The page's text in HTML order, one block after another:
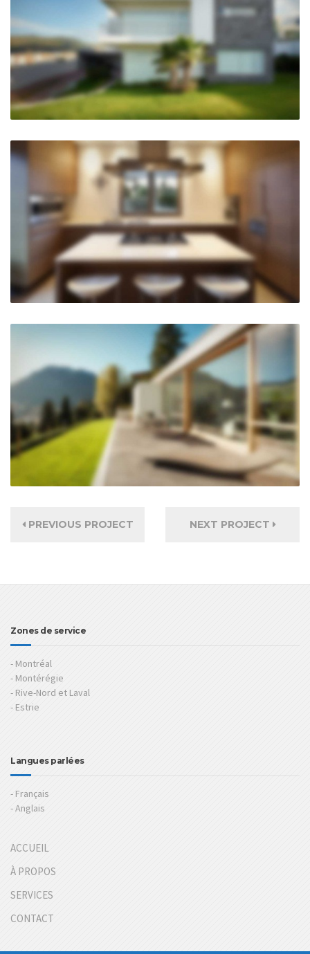
PREVIOUS PROJECT NEXT PROJECT
Zones de service
- Montréal
- Montérégie
- Rive-Nord et Laval
- Estrie
Langues parlées
- Français
- Anglais
ACCUEIL
À PROPOS
SERVICES
CONTACT